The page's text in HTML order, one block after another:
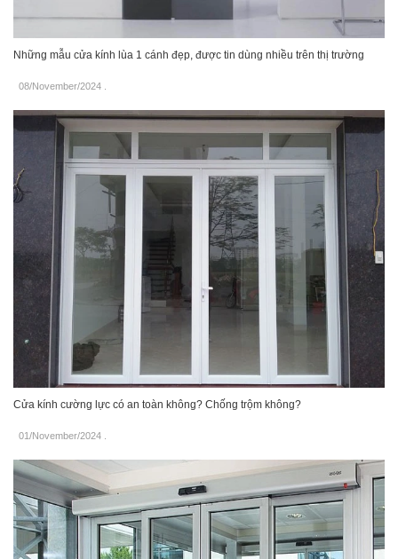
Những mẫu cửa kính lùa 1 cánh đẹp, được tin dùng nhiều trên thị trường
08/November/2024
Cửa kính cường lực có an toàn không? Chống trộm không?
01/November/2024